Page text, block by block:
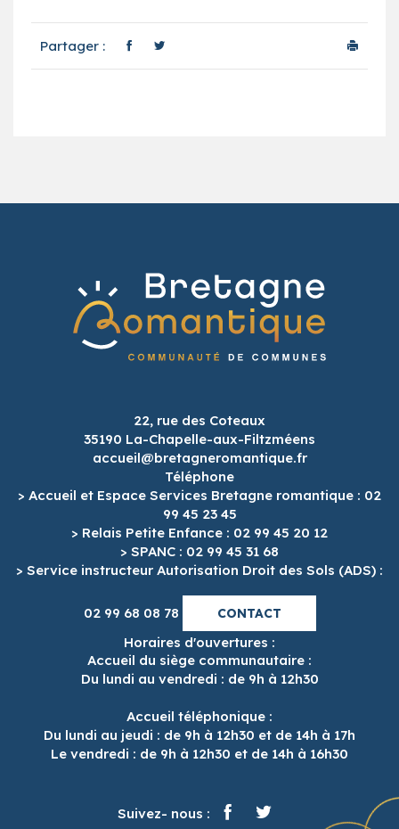
Partager :
22, rue des Coteaux
35190 La-Chapelle-aux-Filtzméens
accueil@bretagneromantique.fr
Téléphone
> Accueil et Espace Services Bretagne romantique : 02
99 45 23 45
> Relais Petite Enfance : 02 99 45 20 12
> SPANC : 02 99 45 31 68
> Service instructeur Autorisation Droit des Sols (ADS) :
02 99 68 08 78 CONTACT
Horaires d'ouvertures :
Accueil du siège communautaire :
Du lundi au vendredi : de 9h à 12h30
Accueil téléphonique :
Du lundi au jeudi : de 9h à 12h30 et de 14h à 17h
Le vendredi : de 9h à 12h30 et de 14h à 16h30
Suivez- nous :